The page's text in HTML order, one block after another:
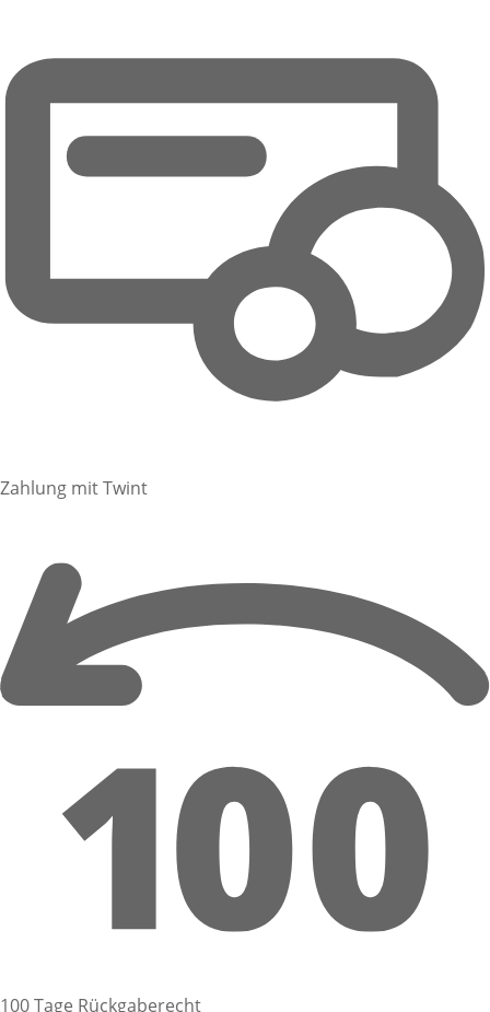
Zahlung mit Twint
100 Tage Rückgaberecht